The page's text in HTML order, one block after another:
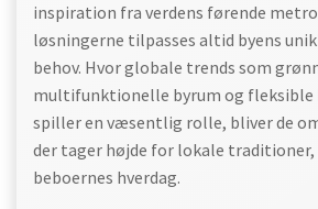
inspiration fra verdens førende
løsningerne tilpasses altid byens
behov. Hvor globale trends som
multifunktionelle byrum og
spiller en væsentlig rolle, bliver de
der tager højde for lokale
beboernes hverdag.